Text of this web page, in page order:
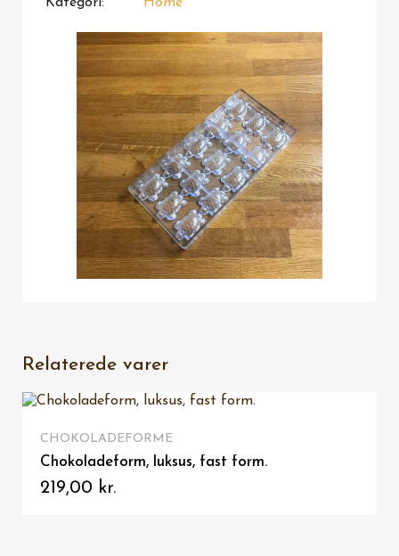
Relaterede varer
VIS HER
CHOKOLADEFORME
Chokoladeform, luksus, fast form.
219,00 kr.